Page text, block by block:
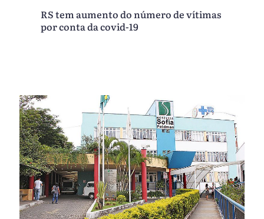
RS tem aumento do número de vítimas
por conta da covid-19